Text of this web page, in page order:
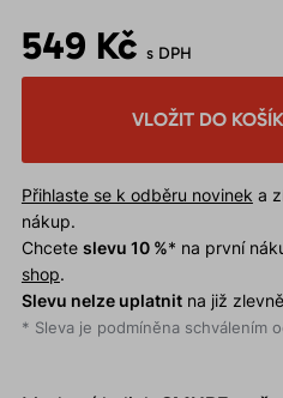
549 Kč s DPH
VLOŽIT DO
Přihlaste se k odběru novinek a
nákup.
Chcete slevu 10 %* na první
shop.
Slevu nelze uplatnitna již
* Sleva je podmíněna schválením